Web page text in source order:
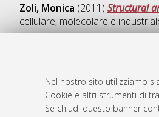
Nel nostro sito utilizziamo
Cookie e altri strumenti di
Se chiudi questo banner
Zoli, Monica (2011) Structural
cellulare, molecolare e
Atom
Rss 1.0